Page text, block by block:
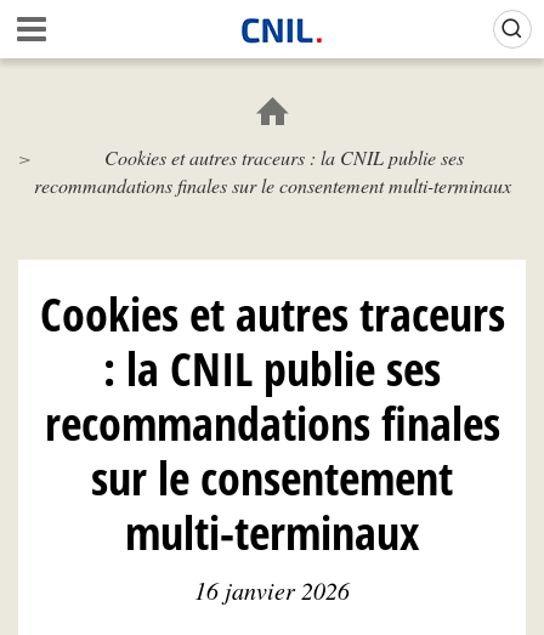
Aller
au
contenu
c
i
l
N
L
Cookies et autres traceurs : la CNIL publie ses
recommandations finales sur le consentement multi-terminaux
Cookies et autres traceurs
: la CNIL publie ses
recommandations finales
sur le consentement
multi-terminaux
16 janvier 2026
Gestion de vos préférences sur les cookies (témoins de connexion)